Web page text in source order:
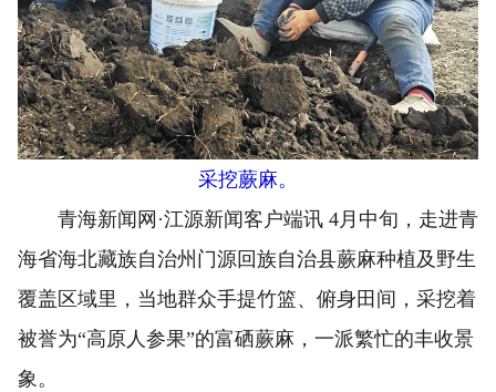
采挖蕨麻。
青海新闻网·江源新闻客户端讯 4月中旬，走进青
海省海北藏族自治州门源回族自治县蕨麻种植及野生
覆盖区域里，当地群众手提竹篮、俯身田间，采挖着
被誉为“高原人参果”的富硒蕨麻，一派繁忙的丰收景
象。